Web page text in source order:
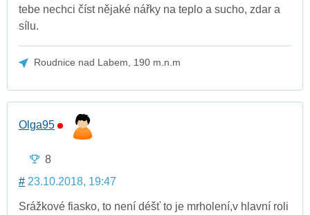
tebe nechci číst nějaké nářky na teplo a sucho, zdar a
sílu.
Roudnice nad Labem, 190 m.n.m
Olga95
8
# 23.10.2018, 19:47
Srážkové fiasko, to není déšť to je mrholení,v hlavní roli